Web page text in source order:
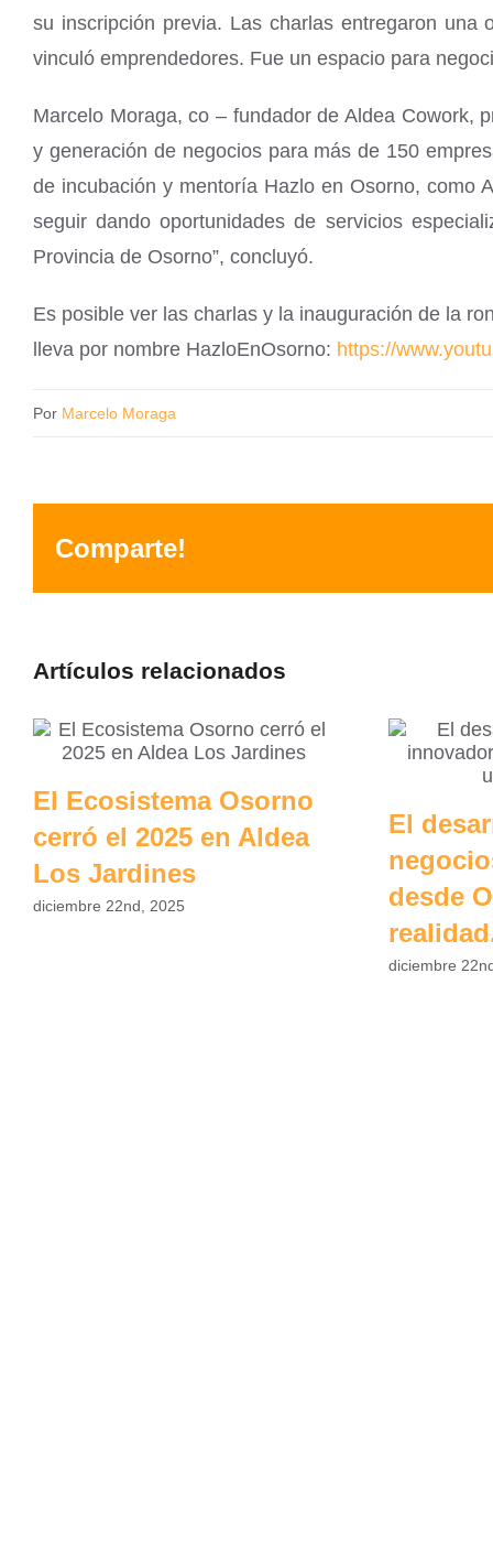
su inscripción previa. Las charlas entregaron una
vinculó emprendedores. Fue un espacio para
Marcelo Moraga, co – fundador de Aldea Cowork,
y generación de negocios para más de 150
de incubación y mentoría Hazlo en Osorno, como
seguir dando oportunidades de servicios
Provincia de Osorno”, concluyó.
Es posible ver las charlas y la inauguración de la
lleva por nombre HazloEnOsorno: https://
Por Marcelo Moraga
Comparte!
Artículos relacionados
El Ecosistema Osorno
cerró el 2025 en Aldea
Los Jardines
diciembre 22nd, 2025
El
desde
diciembre